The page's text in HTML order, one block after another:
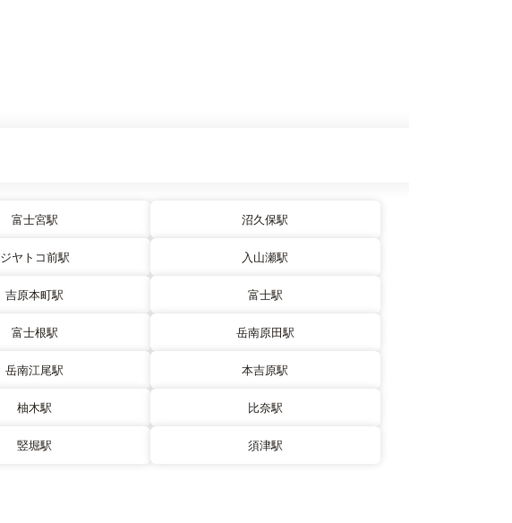
富士宮駅 沼久保駅
ジヤトコ前駅 入山瀬駅
吉原本町駅 富士駅
富士根駅 岳南原田駅
岳南江尾駅 本吉原駅
柚木駅 比奈駅
竪堀駅 須津駅